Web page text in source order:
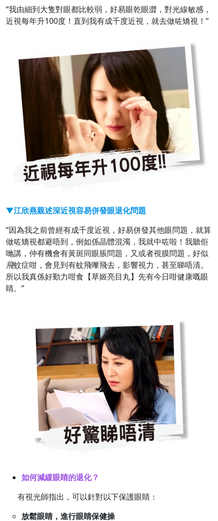
“我由細到大隻對眼都比較弱，好易眼乾眼澀，對光線敏感，
近視每年升100度！直到我有成千度近視，就去做咗矯視！”
▼江欣燕親述深近視容易併發眼退化問題
“因為我之前曾經有成千度近視，好易併發其他眼問題，就算
做咗矯視都避唔到，例如係晶體混濁，我就中咗啦！我聽佢
哋講，仲有機會有黃斑同眼脹問題，又或者視膜問題，好似
飛蚊症咁，會見到有蚊飛嚟飛去，影響視力，甚至睇唔清。
所以我真係好勤力咁食【草姬亮目丸】先有今日咁健康嘅眼
睛。”
如何減緩眼睛的退化？
有視光師指出，可以針對以下保護眼睛：
放鬆眼睛，進行眼睛保健操